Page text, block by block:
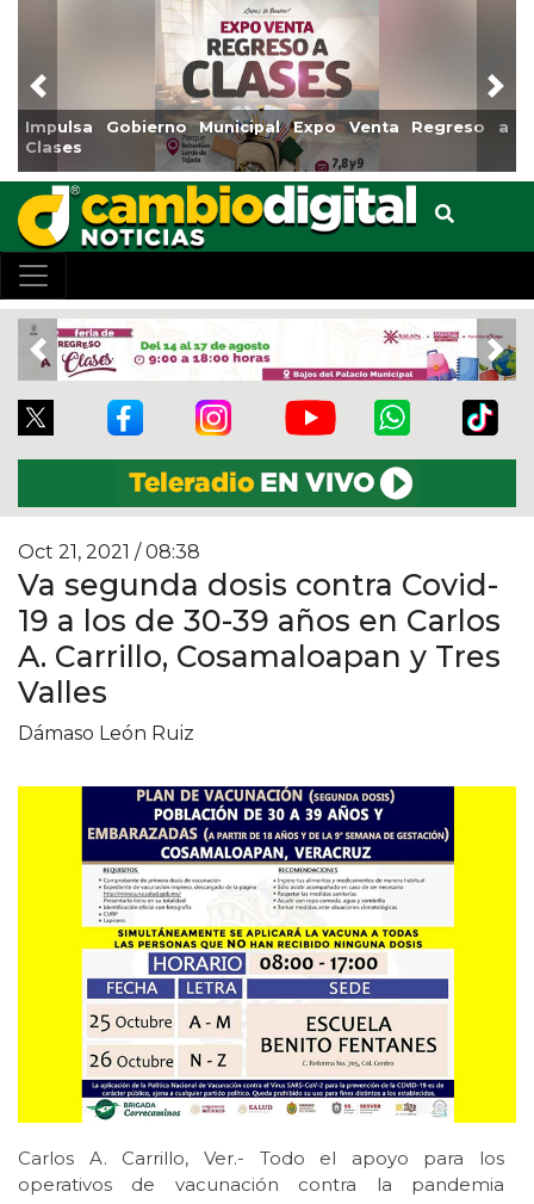
Venta Regreso a
Reabrirá Coatzacoalcos la Alberca
Centro
Previous
Previous
Oct 21, 2021 / 08:38
Va segunda dosis contra Covid-
19 a los de 30-39 años en Carlos
A. Carrillo, Cosamaloapan y Tres
Valles
Dámaso León Ruiz
Carlos A. Carrillo, Ver.- Todo el apoyo para los
operativos de vacunación contra la pandemia